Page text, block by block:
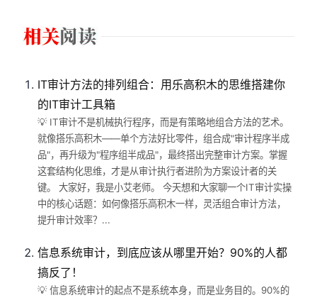
IT审计方法的排列组合：用乐高积木的思维搭建你
的IT审计工具箱
💡 IT审计不是机械执行程序，而是有策略地组合方法的艺术。
就像搭乐高积木——单个方法好比零件，组合成"审计程序半成
品"，再升级为"程序组半成品"，最终搭出完整审计方案。掌握
这套结构化思维，才是从审计执行者进阶为方案设计者的关
键。 大家好，我是小艾老师。 今天想和大家聊一个IT审计实操
中的核心话题：如何像搭乐高积木一样，灵活组合审计方法，
提升审计效率？...
信息系统审计，到底应该从哪里开始？90%的人都
搞反了！
💡 信息系统审计的起点不是系统本身，而是业务目的。90%的